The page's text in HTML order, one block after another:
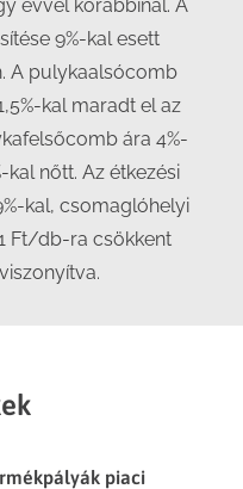
évvel korábbinál. A
9%-kal esett
A pulykaalsócomb
kal maradt el az
ára 4%-
kal nőtt. Az étkezési
kal, csomaglóhelyi
Ft/db-ra csökkent
piaci